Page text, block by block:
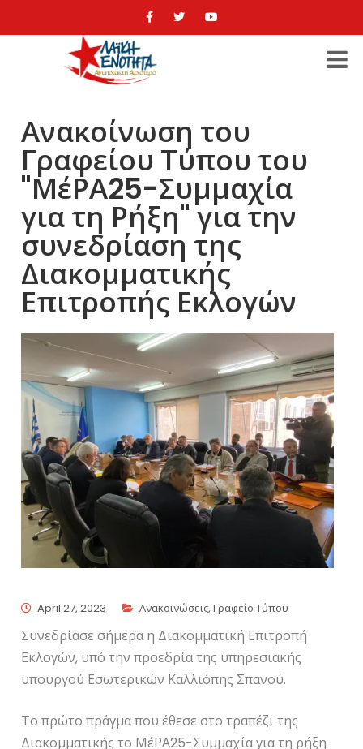
Ανακοίνωση του
Γραφείου Τύπου του
"ΜέΡΑ25-Συμμαχία
για τη Ρήξη" για την
συνεδρίαση της
Διακομματικής
Επιτροπής Εκλογών
April 27, 2023 Ανακοινώσεις,Γραφείο Τύπου
Συνεδρίασε σήμερα η Διακομματική Επιτροπή
Εκλογών, υπό την προεδρία της υπηρεσιακής
υπουργού Εσωτερικών Καλλιόπης Σπανού.
Το πρώτο πράγμα που έθεσε στο τραπέζι της
Διακομματικής το ΜέΡΑ25-Συμμαχία για τη ρήξη